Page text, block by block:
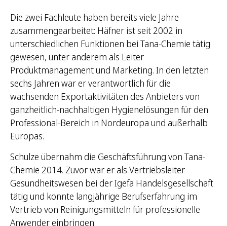
Die zwei Fachleute haben bereits viele Jahre
zusammengearbeitet: Häfner ist seit 2002 in
unterschiedlichen Funktionen bei Tana-Chemie tätig
gewesen, unter anderem als Leiter
Produktmanagement und Marketing. In den letzten
sechs Jahren war er verantwortlich für die
wachsenden Exportaktivitäten des Anbieters von
ganzheitlich-nachhaltigen Hygienelösungen für den
Professional-Bereich in Nordeuropa und außerhalb
Europas.
Schulze übernahm die Geschäftsführung von Tana-
Chemie 2014. Zuvor war er als Vertriebsleiter
Gesundheitswesen bei der Igefa Handelsgesellschaft
tätig und konnte langjährige Berufserfahrung im
Vertrieb von Reinigungsmitteln für professionelle
Anwender einbringen.